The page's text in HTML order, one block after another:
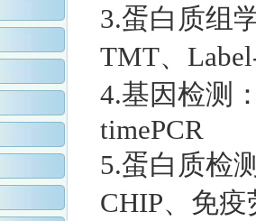
3.蛋白质组
TMT、
4.基因检测
timePCR
5.蛋白质检
CHIP、免